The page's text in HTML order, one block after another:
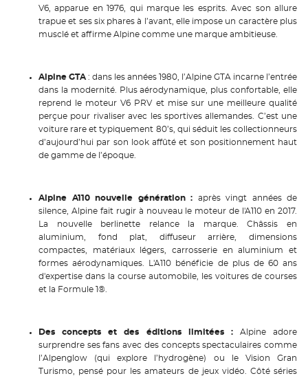
V6, apparue en 1976, qui marque les esprits. Avec son allure
trapue et ses six phares à l’avant, elle impose un caractère plus
musclé et affirme Alpine comme une marque ambitieuse.
Alpine GTA : dans les années 1980, l’Alpine GTA incarne l’entrée
dans la modernité. Plus aérodynamique, plus confortable, elle
reprend le moteur V6 PRV et mise sur une meilleure qualité
perçue pour rivaliser avec les sportives allemandes. C’est une
voiture rare et typiquement 80’s, qui séduit les collectionneurs
d’aujourd’hui par son look affûté et son positionnement haut
de gamme de l’époque.
Alpine A110 nouvelle génération : après vingt années de
silence, Alpine fait rugir à nouveau le moteur de l'A110 en 2017.
La nouvelle berlinette relance la marque. Châssis en
aluminium, fond plat, diffuseur arrière, dimensions
compactes, matériaux légers, carrosserie en aluminium et
formes aérodynamiques. L'A110 bénéficie de plus de 60 ans
d'expertise dans la course automobile, les voitures de courses
et la Formule 1®.
Des concepts et des éditions limitées : Alpine adore
surprendre ses fans avec des concepts spectaculaires comme
l’Alpenglow (qui explore l’hydrogène) ou le Vision Gran
Turismo, pensé pour les amateurs de jeux vidéo. Côté séries